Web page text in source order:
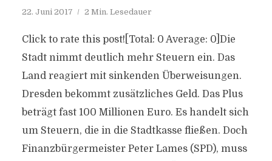
22. Juni 2017 2 Min. Lesedauer
Click to rate this post![Total: 0 Average: 0]Die
Stadt nimmt deutlich mehr Steuern ein. Das
Land reagiert mit sinkenden Überweisungen.
Dresden bekommt zusätzliches Geld. Das Plus
beträgt fast 100 Millionen Euro. Es handelt sich
um Steuern, die in die Stadtkasse fließen. Doch
Finanzbürgermeister Peter Lames (SPD), muss